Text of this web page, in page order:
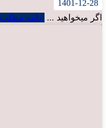
1401-12-28
اگر میخواهید ... ادامه مطلب